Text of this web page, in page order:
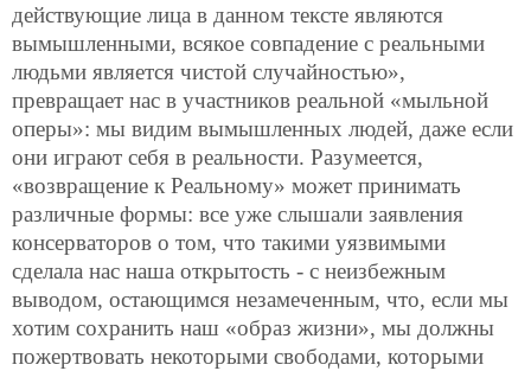
действующие лица в данном тексте являются
вымышленными, всякое совпадение с реальными
людьми является чистой случайностью»,
превращает нас в участников реальной «мыльной
оперы»: мы видим вымышленных людей, даже если
они играют себя в реальности. Разумеется,
«возвращение к Реальному» может принимать
различные формы: все уже слышали заявления
консерваторов о том, что такими уязвимыми
сделала нас наша открытость - с неизбежным
выводом, остающимся незамеченным, что, если мы
хотим сохранить наш «образ жизни», мы должны
пожертвовать некоторыми свободами, которыми